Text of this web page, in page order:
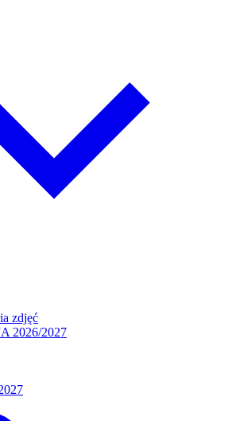
zdjęć
2026/2027